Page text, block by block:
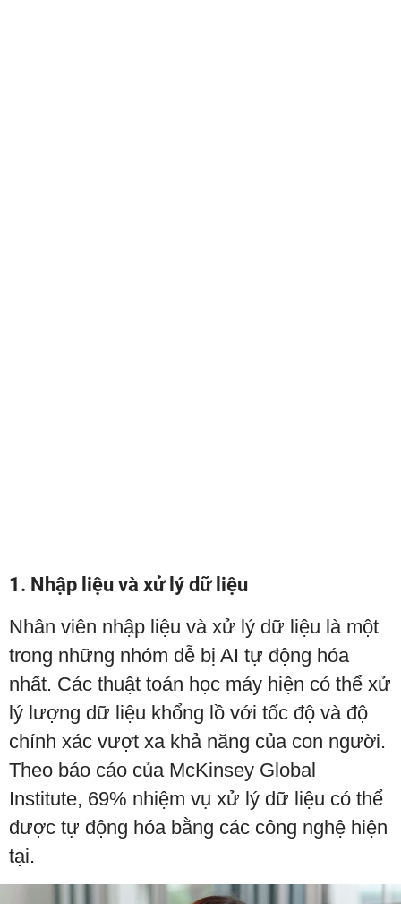
1. Nhập liệu và xử lý dữ liệu
Nhân viên nhập liệu và xử lý dữ liệu là một
trong những nhóm dễ bị AI tự động hóa
nhất. Các thuật toán học máy hiện có thể xử
lý lượng dữ liệu khổng lồ với tốc độ và độ
chính xác vượt xa khả năng của con người.
Theo báo cáo của McKinsey Global
Institute, 69% nhiệm vụ xử lý dữ liệu có thể
được tự động hóa bằng các công nghệ hiện
tại.